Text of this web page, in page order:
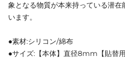
象となる物質が本来持っている潜
います。
●素材:シリコン/綿布
●サイズ:【本体】直径8mm【貼替